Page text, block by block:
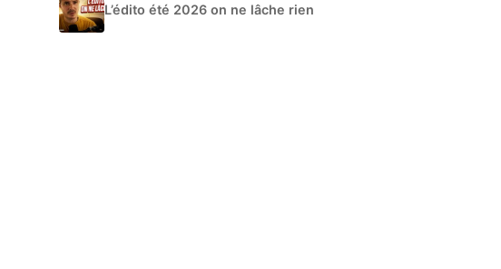
L’édito été 2026 on ne lâche rien